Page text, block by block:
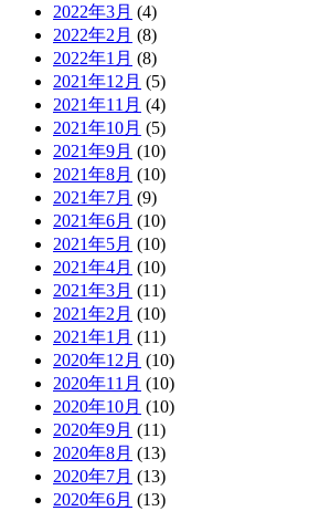
2022年3月 (4)
2022年2月 (8)
2022年1月 (8)
2021年12月 (5)
2021年11月 (4)
2021年10月 (5)
2021年9月 (10)
2021年8月 (10)
2021年7月 (9)
2021年6月 (10)
2021年5月 (10)
2021年4月 (10)
2021年3月 (11)
2021年2月 (10)
2021年1月 (11)
2020年12月 (10)
2020年11月 (10)
2020年10月 (10)
2020年9月 (11)
2020年8月 (13)
2020年7月 (13)
2020年6月 (13)